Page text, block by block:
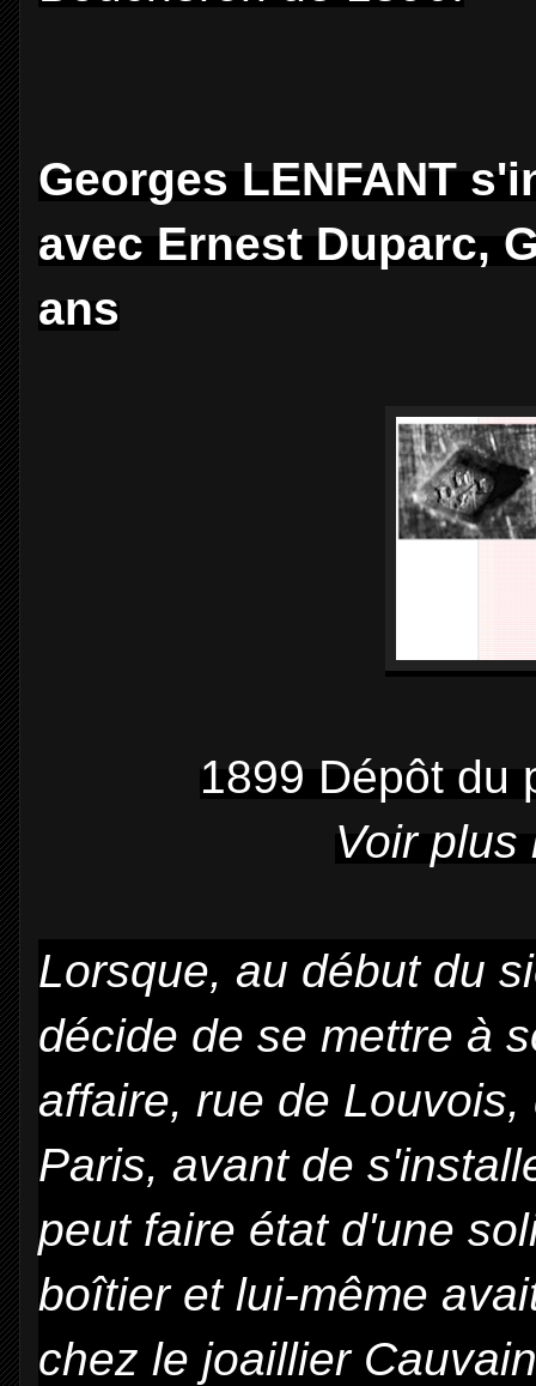
Georges LENFANT
avec Ernest Duparc,
ans
1899 Dépôt du
Voir plus
Lorsque, au début du
décide de se mettre à
affaire, rue de Louvois,
Paris, avant de
peut faire état d'une
boîtier et lui-même
chez le joaillier